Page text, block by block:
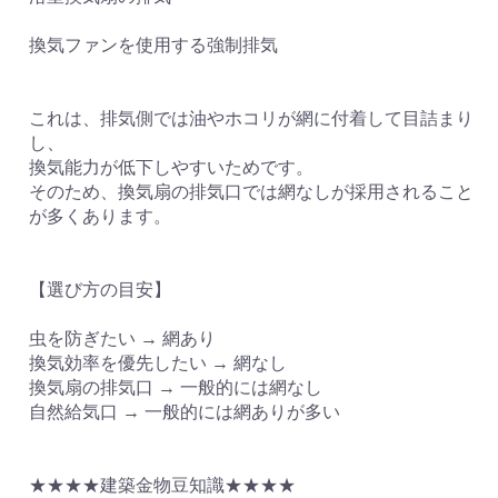
換気ファンを使用する強制排気
これは、排気側では油やホコリが網に付着して目詰まり
し、
換気能力が低下しやすいためです。
そのため、換気扇の排気口では網なしが採用されること
が多くあります。
【選び方の目安】
虫を防ぎたい → 網あり
換気効率を優先したい → 網なし
換気扇の排気口 → 一般的には網なし
自然給気口 → 一般的には網ありが多い
★★★★建築金物豆知識★★★★